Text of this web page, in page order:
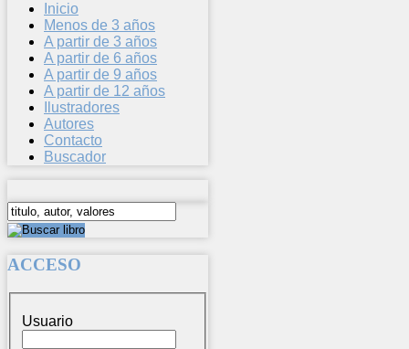
Inicio
Menos de 3 años
A partir de 3 años
A partir de 6 años
A partir de 9 años
A partir de 12 años
Ilustradores
Autores
Contacto
Buscador
ACCESO
Usuario